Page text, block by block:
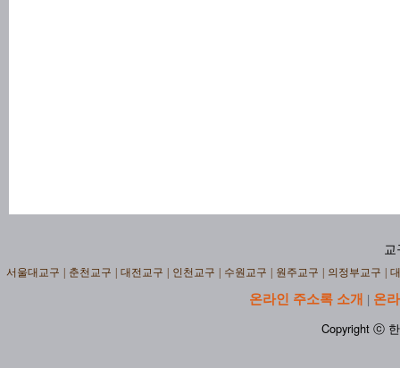
교
서울대교구 춘천교구 대전교구 인천교구 수원교구 원주교구 의정부교구
온라인 주소록 소개 | 온
Copyright ⓒ